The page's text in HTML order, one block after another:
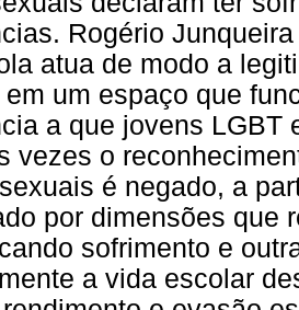
Rogério
atua de modo a
em um espaço que
a que jovens LGBT
vezes o
é negado, a
por dimensões que
sofrimento e
a vida escolar